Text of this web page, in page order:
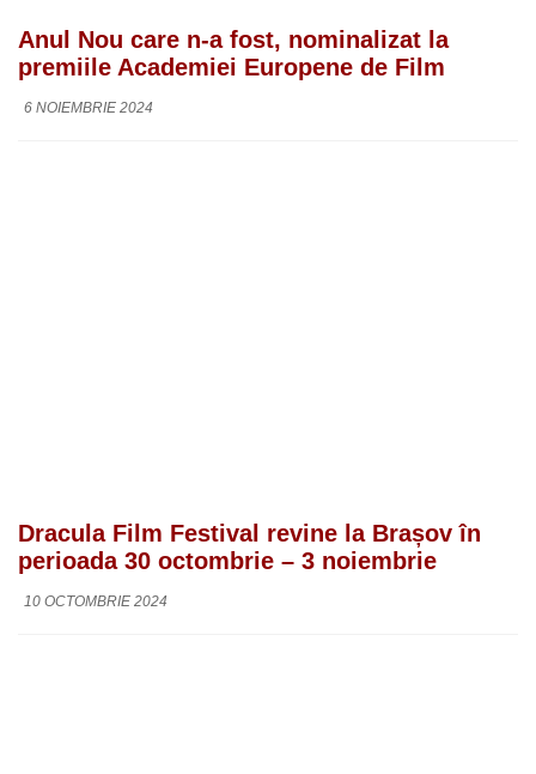
Anul Nou care n-a fost, nominalizat la
premiile Academiei Europene de Film
6 NOIEMBRIE 2024
Dracula Film Festival revine la Brașov în
perioada 30 octombrie – 3 noiembrie
10 OCTOMBRIE 2024